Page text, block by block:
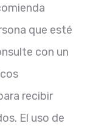
que esté
con un
recibir
El uso de